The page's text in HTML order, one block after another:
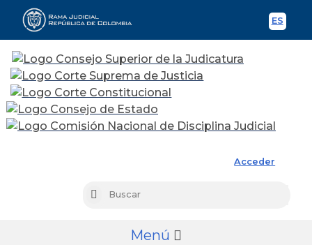
ES
Acceder
Buscar
Menú